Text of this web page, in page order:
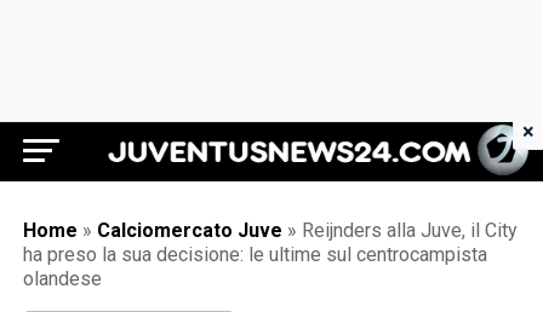
Juventus News 24
Home » Calciomercato Juve » Reijnders alla Juve, il City
ha preso la sua decisione: le ultime sul centrocampista
olandese
×